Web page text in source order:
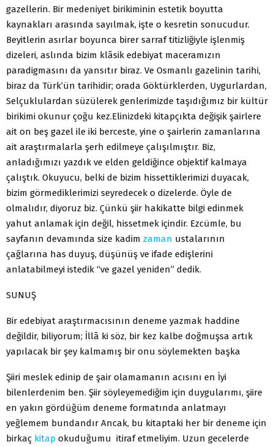
gazellerin. Bir medeniyet birikiminin estetik boyutta
kaynakları arasında sayılmak, işte o kesretin sonucudur.
Beyitlerin asırlar boyunca birer sarraf titizliğiyle işlenmiş
dizeleri, aslında bizim klâsik edebiyat maceramızın
paradigmasını da yansıtır biraz. Ve Osmanlı gazelinin tarihi,
biraz da Türk’ün tarihidir; orada Göktürklerden, Uygurlardan,
Selçuklulardan süzülerek genlerimizde taşıdığımız bir kültür
birikimi okunur çoğu kez.Elinizdeki kitapçıkta değişik şairlere
ait on beş gazel ile iki berceste, yine o şairlerin zamanlarına
ait araştırmalarla şerh edilmeye çalışılmıştır. Biz,
anladığımızı yazdık ve elden geldiğince objektif kalmaya
çalıştık. Okuyucu, belki de bizim hissettiklerimizi duyacak,
bizim görmediklerimizi seyredecek o dizelerde. Öyle de
olmalıdır, diyoruz biz. Çünkü şiir hakikatte bilgi edinmek
yahut anlamak için değil, hissetmek içindir. Ezcümle, bu
sayfanın devamında size kadim zaman ustalarının
çağlarına has duyuş, düşünüş ve ifade edişlerini
anlatabilmeyi istedik “ve gazel yeniden” dedik.
SUNUŞ
Bir edebiyat araştırmacısının deneme yazmak haddine
değildir, biliyorum; İllâ ki söz, bir kez kalbe doğmuşsa artık
yapılacak bir şey kalmamış bir onu söylemekten başka
Şiiri meslek edinip de şair olamamanın acısını en İyi
bilenlerdenim ben. Şiir söyleyemediğim için duygularımı, şiire
en yakın gördüğüm deneme formatında anlatmayı
yeğlemem bundandır Ancak, bu kitaptaki her bir deneme için
birkaç kitap okuduğumu itiraf etmeliyim. Uzun gecelerde